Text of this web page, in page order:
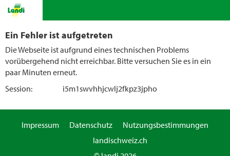
Ein Fehler ist aufgetreten
Die Webseite ist aufgrund eines technischen Problems
vorübergehend nicht erreichbar. Bitte versuchen Sie es in ein
paar Minuten erneut.
Session:
i5m1swvhhjcwlj2fkpz3jpho
Impressum Datenschutz
Nutzungsbestimmungen
landischweiz.ch